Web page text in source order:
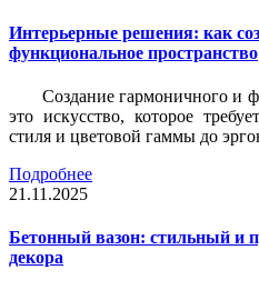
Интерьерные решения: как
функциональное пространство
Создание гармоничного и
это искусство, которое
стиля и цветовой гаммы до
Подробнее
21.11.2025
Бетонный вазон: стильный и
декора